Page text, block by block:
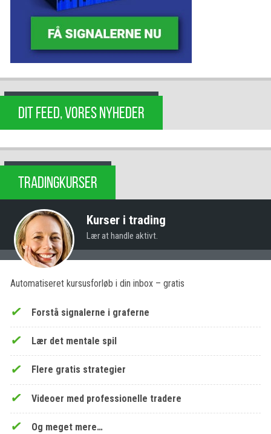
DIT FEED, VORES NYHEDER
TRADINGKURSER
Kurser i trading
Lær at handle aktivt.
Automatiseret kursusforløb i din inbox – gratis
Forstå signalerne i graferne
Lær det mentale spil
Flere gratis strategier
Videoer med professionelle tradere
Og meget mere…